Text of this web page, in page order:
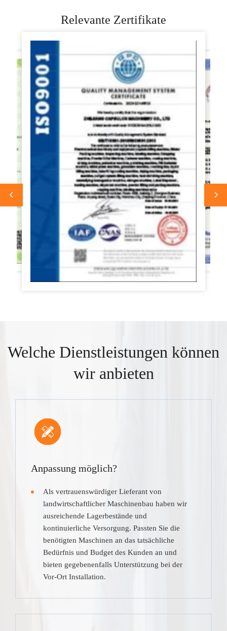
Relevante Zertifikate
Welche Dienstleistungen können
wir anbieten
Anpassung möglich?
Als vertrauenswürdiger Lieferant von
landwirtschaftlicher Maschinenbau haben wir
ausreichende Lagerbestände und
kontinuierliche Versorgung. Passten Sie die
benötigten Maschinen an das tatsächliche
Bedürfnis und Budget des Kunden an und
bieten gegebenenfalls Unterstützung bei der
Vor-Ort Installation.